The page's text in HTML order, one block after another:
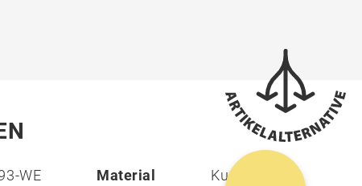
WE
Material
Kunststoff